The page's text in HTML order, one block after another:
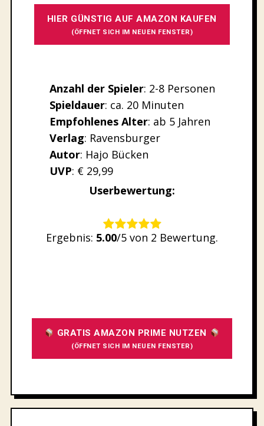
HIER GÜNSTIG AUF AMAZON KAUFEN
(ÖFFNET SICH IM NEUEN FENSTER)
Anzahl der Spieler: 2-8 Personen
Spieldauer: ca. 20 Minuten
Empfohlenes Alter: ab 5 Jahren
Verlag: Ravensburger
Autor: Hajo Bücken
UVP: € 29,99
Userbewertung:
Rate this item:
Ergebnis: 5.00/5 von 2 Bewertung.
GRATIS AMAZON PRIME NUTZEN
(ÖFFNET SICH IM NEUEN FENSTER)